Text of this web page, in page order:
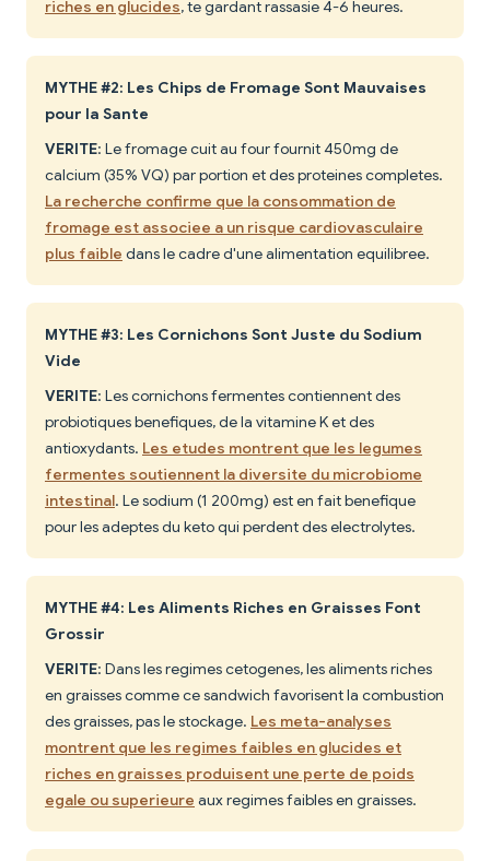
riches en glucides, te gardant rassasie 4-6 heures.
MYTHE #2: Les Chips de Fromage Sont Mauvaises
pour la Sante
VERITE: Le fromage cuit au four fournit 450mg de
calcium (35% VQ) par portion et des proteines completes.
La recherche confirme que la consommation de
fromage est associee a un risque cardiovasculaire
plus faible dans le cadre d'une alimentation equilibree.
MYTHE #3: Les Cornichons Sont Juste du Sodium
Vide
VERITE: Les cornichons fermentes contiennent des
probiotiques benefiques, de la vitamine K et des
antioxydants. Les etudes montrent que les legumes
fermentes soutiennent la diversite du microbiome
intestinal. Le sodium (1 200mg) est en fait benefique
pour les adeptes du keto qui perdent des electrolytes.
MYTHE #4: Les Aliments Riches en Graisses Font
Grossir
VERITE: Dans les regimes cetogenes, les aliments riches
en graisses comme ce sandwich favorisent la combustion
des graisses, pas le stockage. Les meta-analyses
montrent que les regimes faibles en glucides et
riches en graisses produisent une perte de poids
egale ou superieure aux regimes faibles en graisses.